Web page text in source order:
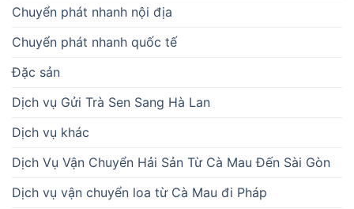
Chuyển phát nhanh nội địa
Chuyển phát nhanh quốc tế
Đặc sản
Dịch vụ Gửi Trà Sen Sang Hà Lan
Dịch vụ khác
Dịch Vụ Vận Chuyển Hải Sản Từ Cà Mau Đến Sài Gòn
Dịch vụ vận chuyển loa từ Cà Mau đi Pháp